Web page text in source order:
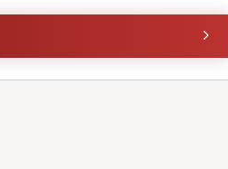
です。・会社行事の運営などチーム
ト向上に繋がる仕事です。・社内の